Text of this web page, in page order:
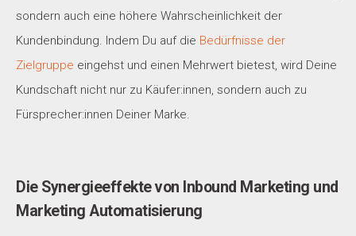
sondern auch eine höhere Wahrscheinlichkeit der
Kundenbindung. Indem Du auf die Bedürfnisse der
Zielgruppe eingehst und einen Mehrwert bietest, wird Deine
Kundschaft nicht nur zu Käufer:innen, sondern auch zu
Fürsprecher:innen Deiner Marke.
Die Synergieeffekte von Inbound Marketing und
Marketing Automatisierung